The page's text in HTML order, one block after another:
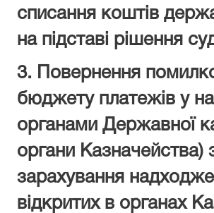
списання коштів
на підставі рішення
3. Повернення
бюджету платежів у
органами Державної
органи Казначейства)
зарахування
відкритих в органах